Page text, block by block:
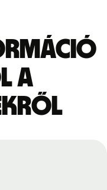
a